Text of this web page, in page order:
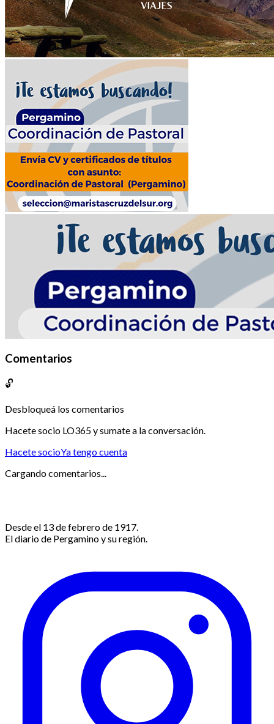
Comentarios
🔓
Desbloqueá los comentarios
Hacete socio LO365 y sumate a la conversación.
Hacete socioYa tengo cuenta
Cargando comentarios...
Desde el 13 de febrero de 1917.
El diario de Pergamino y su región.